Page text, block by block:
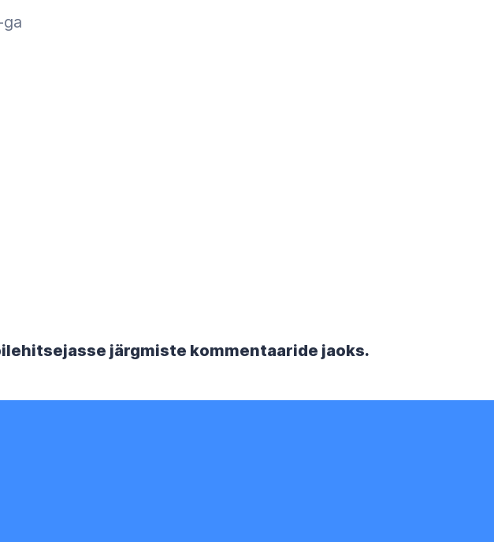
ga
järgmiste kommentaaride jaoks.